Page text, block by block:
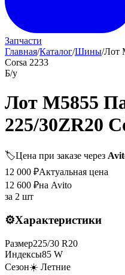
Запчасти
Главная/Каталог/Шины/Лот
Corsa 2233
Б/у
Лот M5855
225/30ZR20
🏷️Цена при заказе через
12 000 ₽Актуальная цена
12 600 ₽на Avito
за 2 шт
⚙️Характеристики
Размер225/30 R20
Индексы85 W
Сезон☀️ Летние